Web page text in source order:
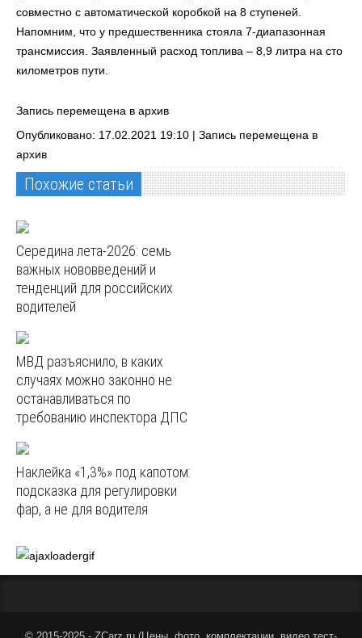
совместно с автоматической коробкой на 8 ступеней.
Напомним, что у предшественника стояла 7-диапазонная
трансмиссия. Заявленный расход топлива – 8,9 литра на сто
километров пути.
Запись перемещена в архив
Опубликовано: 17.02.2021 19:10 | Запись перемещена в
архив
Похожие статьи
Середина лета-2026: семь
важных нововведений и
тенденций для российских
водителей
МВД разъяснило, в каких
случаях можно законно не
останавливаться по
требованию инспектора ДПС
Наклейка «1,3%» под капотом:
подсказка для регулировки
фар, а не для водителя